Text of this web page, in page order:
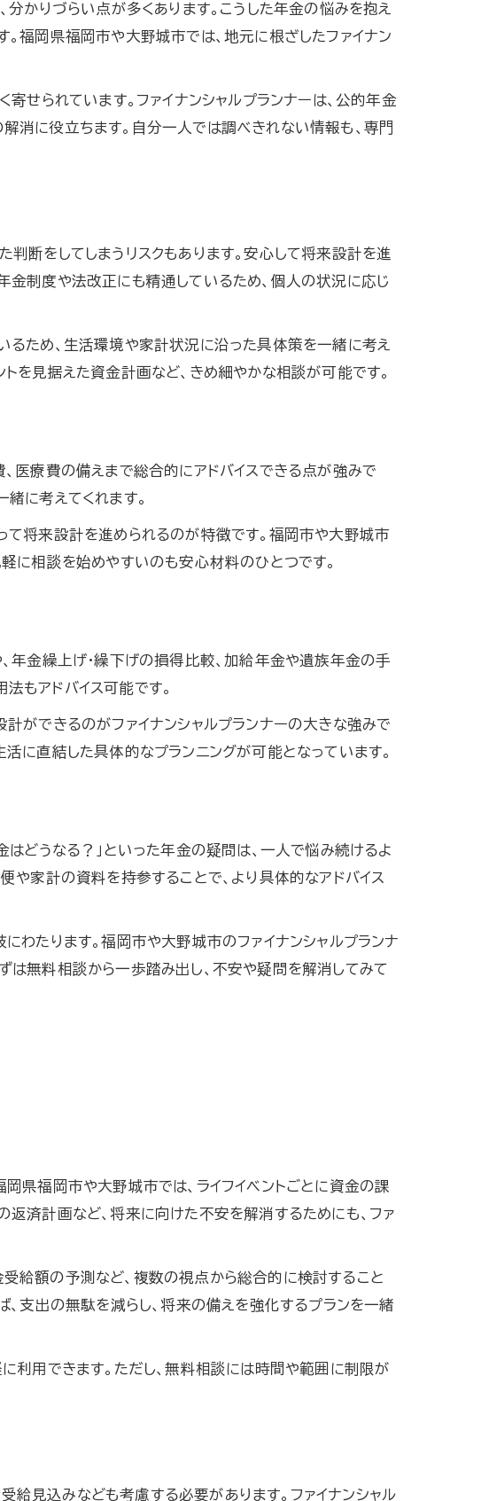
ー
を解説
き点
する方法
消
ー活用法
ント
ランナーの特徴
見極める
分かりづらい点が多くあります。こうした年金の悩みを抱え
福岡県福岡市や大野城市では、地元に根ざしたファイナン
せられています。ファイナンシャルプランナーは、公的年金
消に役立ちます。自分一人では調べきれない情報も、専門
断をしてしまうリスクもあります。安心して将来設計を進
金制度や法改正にも精通しているため、個人の状況に応じ
るため、生活環境や家計状況に沿った具体策を一緒に考え
を見据えた資金計画など、きめ細やかな相談が可能です。
医療費の備えまで総合的にアドバイスできる点が強みで
に考えてくれます。
て将来設計を進められるのが特徴です。福岡市や大野城市
に相談を始めやすいのも安心材料のひとつです。
年金繰上げ・繰下げの損得比較、加給年金や遺族年金の手
もアドバイス可能です。
ができるのがファイナンシャルプランナーの大きな強みで
に直結した具体的なプランニングが可能となっています。
はどうなる？」といった年金の疑問は、一人で悩み続けるよ
や家計の資料を持参することで、より具体的なアドバイス
わたります。福岡市や大野城市のファイナンシャルプランナ
は無料相談から一歩踏み出し、不安や疑問を解消してみて
県福岡市や大野城市では、ライフイベントごとに資金の課
済計画など、将来に向けた不安を解消するためにも、ファ
給額の予測など、複数の視点から総合的に検討すること
、支出の無駄を減らし、将来の備えを強化するプランを一緒
利用できます。ただし、無料相談には時間や範囲に制限が
見込みなども考慮する必要があります。ファイナンシャル